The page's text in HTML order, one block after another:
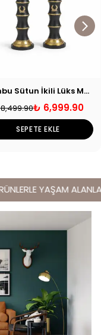
Bambu Sütun İkili Lüks Mumluk Seti
₺ 6,999.90
SEPETE EKLE
YAŞAM